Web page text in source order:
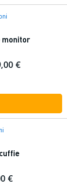
monitor
€
€